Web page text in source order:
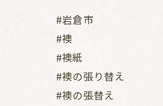
#岩倉市
#襖
#襖紙
#襖の張り替え
#襖の張替え